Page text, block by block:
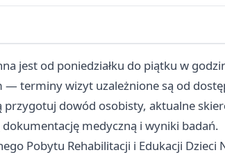
jest od poniedziałku do piątku w
— terminy wizyt uzależnione są od
przygotuj dowód osobisty, aktualne
medyczną i wyniki badań.
Pobytu Rehabilitacji i Edukacji Dzieci